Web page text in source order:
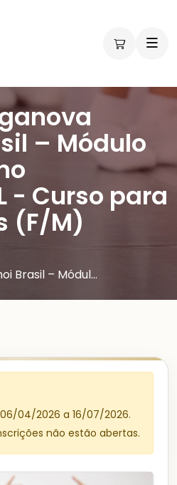
– Módulo
- Curso para
(F/M)
Brasil – Módul…
04/2026 a 16/07/2026.
não estão abertas.